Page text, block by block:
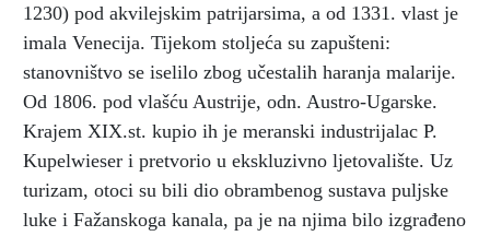
1230) pod akvilejskim patrijarsima, a od 1331. vlast je
imala Venecija. Tijekom stoljeća su zapušteni:
stanovništvo se iselilo zbog učestalih haranja malarije.
Od 1806. pod vlašću Austrije, odn. Austro-Ugarske.
Krajem XIX.st. kupio ih je meranski industrijalac P.
Kupelwieser i pretvorio u ekskluzivno ljetovalište. Uz
turizam, otoci su bili dio obrambenog sustava puljske
luke i Fažanskoga kanala, pa je na njima bilo izgrađeno